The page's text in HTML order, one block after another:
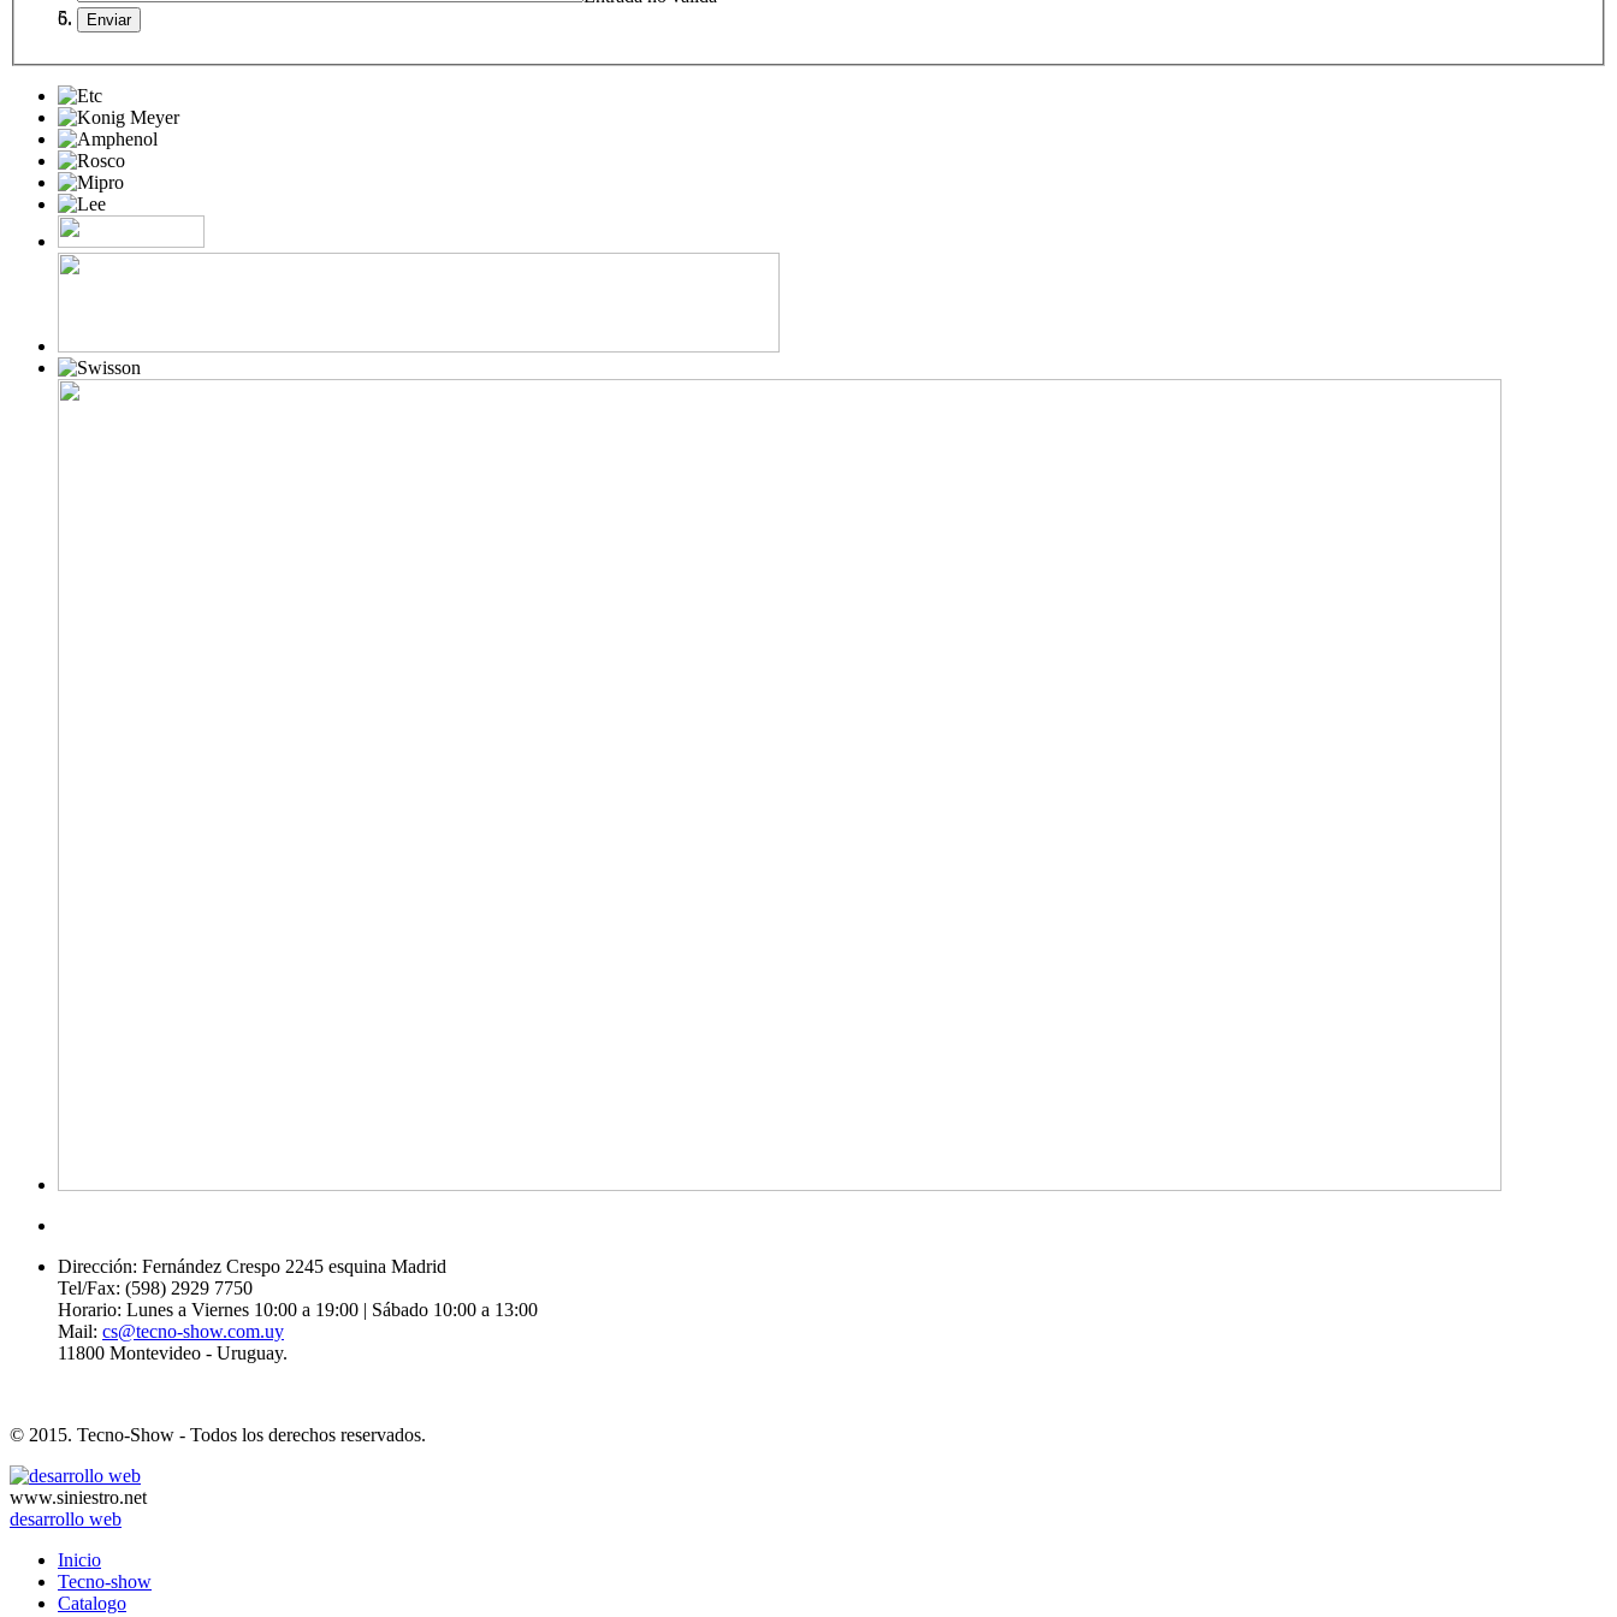
Dirección: Fernández Crespo 2245 esquina Madrid
Tel/Fax: (598) 2929 7750
Horario: Lunes a Viernes 10:00 a 19:00 | Sábado 10:00 a 13:00
Mail: cs@tecno-show.com.uy
11800 Montevideo - Uruguay.
© 2015. Tecno-Show - Todos los derechos reservados.
www.siniestro.net
desarrollo web
Inicio
Tecno-show
Catalogo